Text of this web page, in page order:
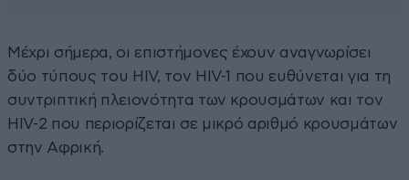
Μέχρι σήμερα, οι επιστήμονες έχουν αναγνωρίσει
δύο τύπους του HIV, τον HIV-1 που ευθύνεται για τη
συντριπτική πλειονότητα των κρουσμάτων και τον
HIV-2 που περιορίζεται σε μικρό αριθμό κρουσμάτων
στην Αφρική.